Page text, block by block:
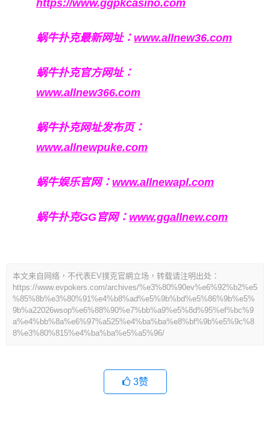
https://www.ggpkcasino.com
蜗牛扑克最新网址： www.allnew36.com
蜗牛扑克官方网址：
www.allnew366.com
蜗牛扑克网址发布页：
www.allnewpuke.com
蜗牛娱乐官网： www.allnewapl.com
蜗牛扑克GG官网： www.ggallnew.com
本文来自网络，不代表EV撲克官網立场，转载请注明出处：
https://www.evpokers.com/archives/%e3%80%90ev%e6%92%b2%e5
%85%8b%e3%80%91%e4%b8%ad%e5%9b%bd%e5%86%9b%e5%
9b%a22026wsop%e6%88%90%e7%bb%a9%e5%8d%95%ef%bc%9
a%e4%bb%8a%e6%97%a525%e4%ba%ba%e8%bf%9b%e5%9c%8
8%e3%80%815%e4%ba%ba%e5%a5%96/
3赞